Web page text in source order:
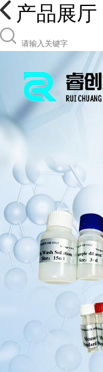
产品展厅